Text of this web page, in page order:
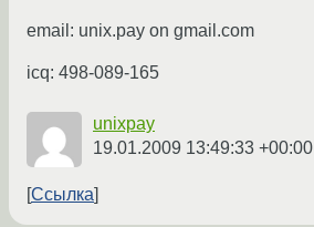
email: unix.pay on gmail.com
icq: 498-089-165
unixpay
19.01.2009 13:49:33 +00:00
Ссылка